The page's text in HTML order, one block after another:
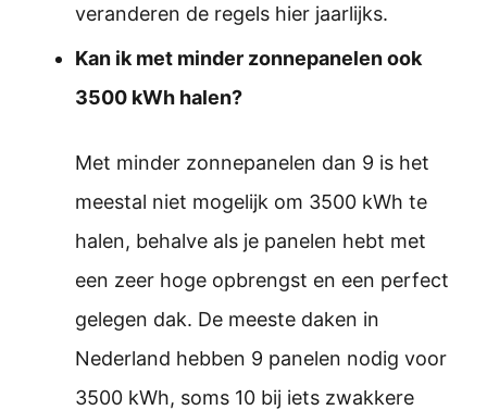
veranderen de regels hier jaarlijks.
Kan ik met minder zonnepanelen ook
3500 kWh halen?
Met minder zonnepanelen dan 9 is het
meestal niet mogelijk om 3500 kWh te
halen, behalve als je panelen hebt met
een zeer hoge opbrengst en een perfect
gelegen dak. De meeste daken in
Nederland hebben 9 panelen nodig voor
3500 kWh, soms 10 bij iets zwakkere